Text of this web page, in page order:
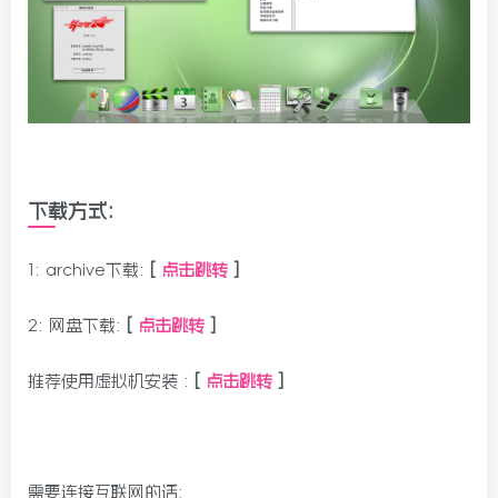
下载方式:
1: archive下载: 点击跳转
2: 网盘下载: 点击跳转
推荐使用虚拟机安装 : 点击跳转
需要连接互联网的话: